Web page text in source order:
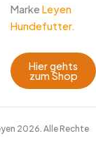
Marke Leyen
Hundefutter.
Hier gehts
zum Shop
2026. Alle Rechte